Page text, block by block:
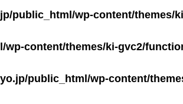
レスキューセ
（年中無休
public_html/wp-content/themes/
content/themes/ki-gvc2/
public_html/wp-content/